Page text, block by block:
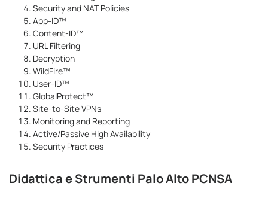
Security and NAT Policies
App-ID™
Content-ID™
URL Filtering
Decryption
WildFire™
User-ID™
GlobalProtect™
Site-to-Site VPNs
Monitoring and Reporting
Active/Passive High Availability
Security Practices
Didattica e Strumenti Palo Alto PCNSA